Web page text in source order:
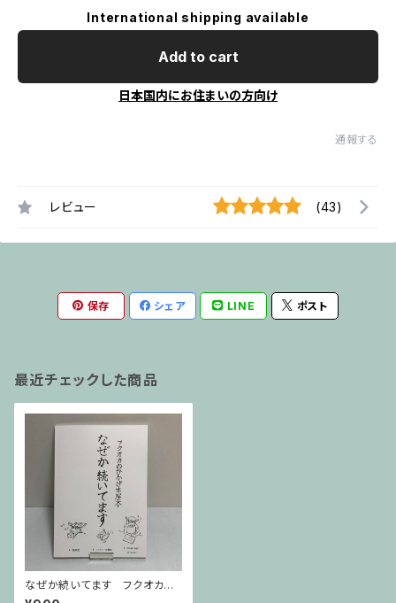
International shipping available
Add to cart
日本国内にお住まいの方向け
通報する
レビュー (43)
保存 シェア LINE ポスト
最近チェックした商品
なぜか続いてます フクオカの
ひかげ本屋本